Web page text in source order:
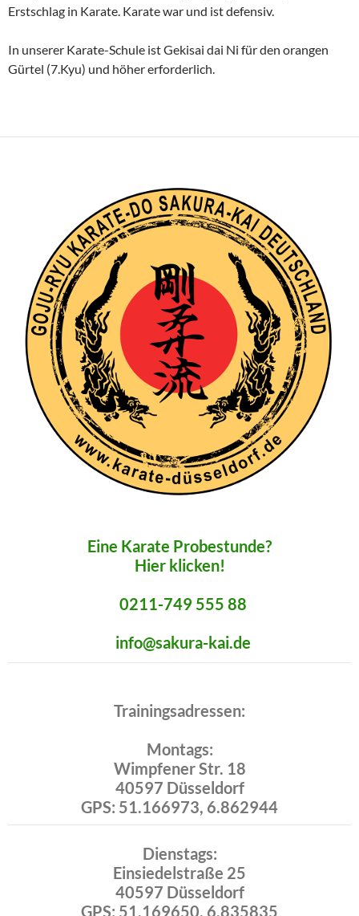
Erstschlag in Karate. Karate war und ist defensiv.
In unserer Karate-Schule ist Gekisai dai Ni für den orangen
Gürtel (7.Kyu) und höher erforderlich.
Eine Karate Probestunde?
Hier klicken!
0211-749 555 88
info@sakura-kai.de
Trainingsadressen:
Montags:
Wimpfener Str. 18
40597 Düsseldorf
GPS: 51.166973, 6.862944
Dienstags:
Einsiedelstraße 25
40597 Düsseldorf
GPS: 51.169650, 6.835835